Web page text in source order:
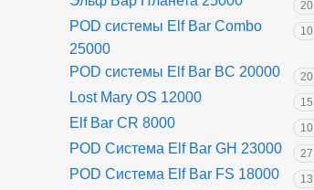
20
POD системы Elf Bar Combo
25000
10
POD системы Elf Bar BC 20000 20
Lost Mary OS 12000 15
Elf Bar CR 8000 10
POD Система Elf Bar GH 23000 27
POD Система Elf Bar FS 18000 13